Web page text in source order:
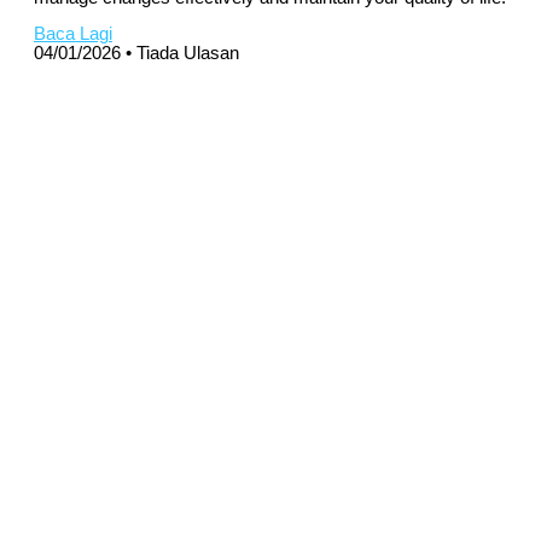
Baca Lagi
04/01/2026
Tiada Ulasan